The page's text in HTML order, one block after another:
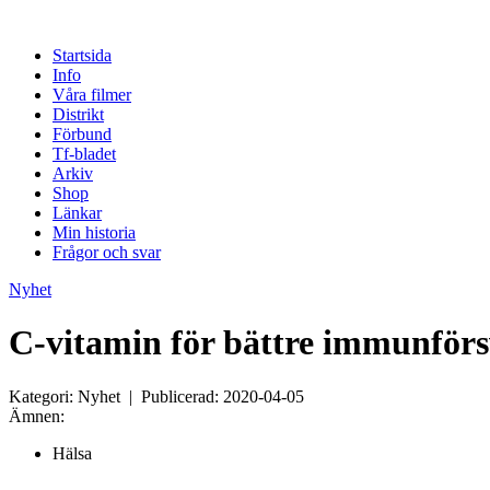
Startsida
Info
Våra filmer
Distrikt
Förbund
Tf-bladet
Arkiv
Shop
Länkar
Min historia
Frågor och svar
Nyhet
C-vitamin för bättre
Kategori: Nyhet | Publicerad: 2020-04-05
Ämnen:
Hälsa